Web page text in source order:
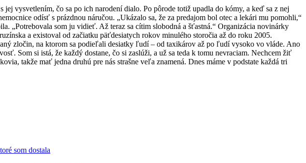
vysvetlením, čo sa po ich narodení dialo. Po pôrode totiž upadla do kómy, a keď sa z nej
odísť s prázdnou náručou. „Ukázalo sa, že za predajom bol otec a lekári mu pomohli,“
„Potrebovala som ju vidieť. Až teraz sa cítim slobodná a šťastná.“ Organizácia novinárky
a existoval od začiatku päťdesiatych rokov minulého storočia až do roku 2005.
zločin, na ktorom sa podieľali desiatky ľudí – od taxikárov až po ľudí vysoko vo vláde. Ano
Som si istá, že každý dostane, čo si zaslúži, a už sa teda k tomu nevraciam. Nechcem žiť
takže mať jedna druhú pre nás strašne veľa znamená. Dnes máme v podstate každá tri